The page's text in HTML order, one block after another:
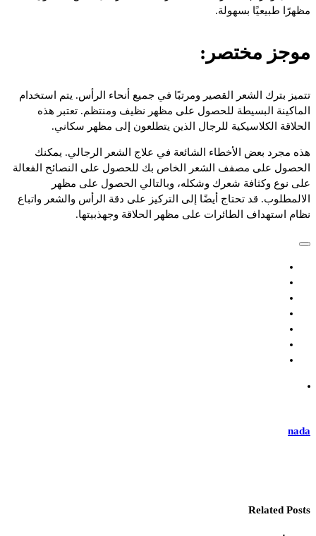
مظهرًا طبيعيًا بسهولة.
موجز مختصر:
تتميز بترك الشعر القصير ومرتبًا في جميع أنحاء الرأس. يتم استخدام
الماكينة البسيطة للحصول على مظهر نظيف ومنتظم. تعتبر هذه
الحلاقة الكلاسيكية للرجال الذين يتطلعون إلى مظهر سكاني.
هذه مجرد بعض الأخطاء الشائعة في علاج الشعر الرجالي. يمكنك
الحصول على مصفف الشعر الخاص بك للحصول على النصائح الفعالة
على نوع وكثافة شعرك وشكله، وبالتالي الحصول على مظهر
الالمطلوب. قد تحتاج أيضًا إلى التركيز على دقة الرأس والشعر واتباع
نظام استهداف الطائرات على مظهر الحلاقة وجهذبيتها.
nada
Related Posts